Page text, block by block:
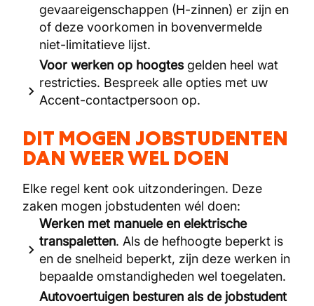
gevaareigenschappen (H-zinnen) er zijn en
of deze voorkomen in bovenvermelde
niet-limitatieve lijst.
Voor werken op hoogtesgelden heel wat
restricties. Bespreek alle opties met uw
Accent-contactpersoon op.
DIT MOGEN JOBSTUDENTEN
DAN WEER WEL DOEN
Elke regel kent ook uitzonderingen. Deze
zaken mogen jobstudenten wél doen:
Werken met manuele en elektrische
transpaletten. Als de hefhoogte beperkt is
en de snelheid beperkt, zijn deze werken in
bepaalde omstandigheden wel toegelaten.
Autovoertuigen besturen als de jobstudent